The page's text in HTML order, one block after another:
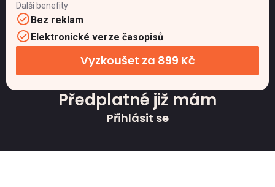
Další benefity
Bez reklam
Elektronické verze časopisů
Vyzkoušet za 899 Kč
Předplatné již mám
Přihlásit se